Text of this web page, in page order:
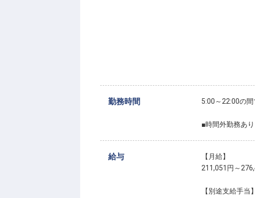
勤務時間 5:00～22:00の
■時間外勤務あり
給与
【月給】
211,051円～
【別途支給手当】